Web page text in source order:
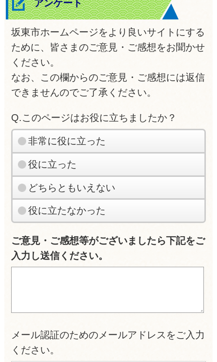
アンケート
坂東市ホームページをより良いサイトにする
ために、皆さまのご意見・ご感想をお聞かせ
ください。
なお、この欄からのご意見・ご感想には返信
できませんのでご了承ください。
Q.このページはお役に立ちましたか？
非常に役に立った
役に立った
どちらともいえない
役に立たなかった
ご意見・ご感想等がございましたら下記をご
入力し送信ください。
メール認証のためのメールアドレスをご入力
ください。